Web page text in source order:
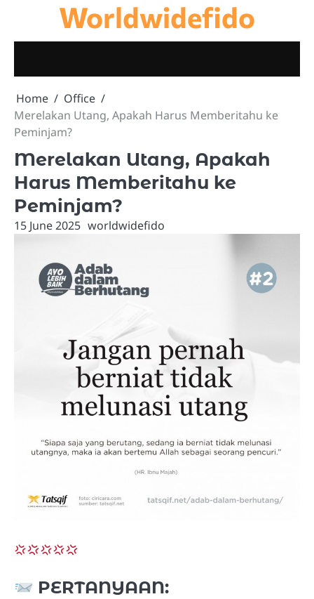
content
Worldwidefido
Home
Office
Merelakan Utang, Apakah Harus Memberitahu ke
Peminjam?
Merelakan Utang, Apakah
Harus Memberitahu ke
Peminjam?
15 June 2025 worldwidefido
PERTANYAAN: